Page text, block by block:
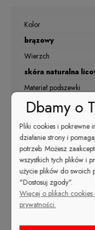
Kolor
brązowy
Wierzch
skóra naturalna
Materiał podszewki
skóra naturalna
szpic
Kolor
brązowy
Rodzaj obcasa
szpilka
Dbamy o
Pliki cookies i pokrewne
działanie strony i
potrzeb. Możesz
wszystkich tych plików i
użycie plików do swoich
"Dostosuj zgody".
Więcej o plikach cookies
prywatności.